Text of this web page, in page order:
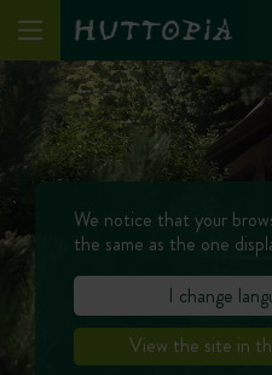
We notice that your
the same as the one
I change
View the site in